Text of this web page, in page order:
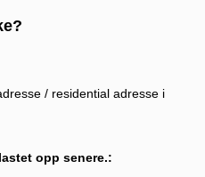
/ residential adresse i
opp senere.: